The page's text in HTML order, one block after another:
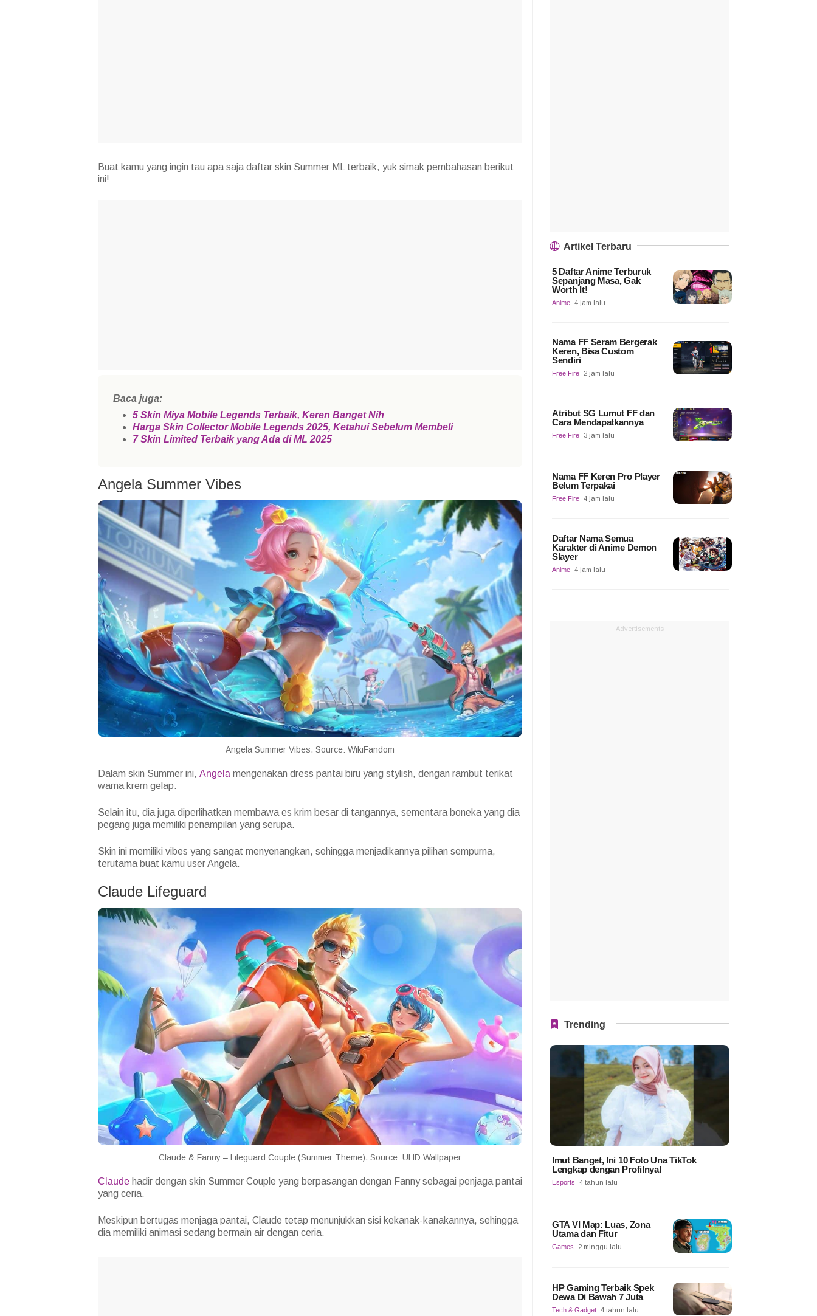
Buat kamu yang ingin tau apa saja daftar skin Summer ML terbaik, yuk simak pembahasan berikut
ini!
Baca juga:
5 Skin Miya Mobile Legends Terbaik, Keren Banget Nih
Harga Skin Collector Mobile Legends 2025, Ketahui Sebelum Membeli
7 Skin Limited Terbaik yang Ada di ML 2025
Angela Summer Vibes
Angela Summer Vibes. Source: WikiFandom
Dalam skin Summer ini, Angela mengenakan dress pantai biru yang stylish, dengan rambut terikat
warna krem gelap.
Selain itu, dia juga diperlihatkan membawa es krim besar di tangannya, sementara boneka yang dia
pegang juga memiliki penampilan yang serupa.
Skin ini memiliki vibes yang sangat menyenangkan, sehingga menjadikannya pilihan sempurna,
terutama buat kamu user Angela.
Claude Lifeguard
Claude & Fanny – Lifeguard Couple (Summer Theme). Source: UHD Wallpaper
Claude hadir dengan skin Summer Couple yang berpasangan dengan Fanny sebagai penjaga pantai
yang ceria.
Meskipun bertugas menjaga pantai, Claude tetap menunjukkan sisi kekanak-kanakannya, sehingga
dia memiliki animasi sedang bermain air dengan ceria.
Artikel Terbaru
5 Daftar Anime Terburuk
Sepanjang Masa, Gak
Worth It!
Anime 4 jam lalu
Nama FF Seram Bergerak
Keren, Bisa Custom
Sendiri
Free Fire 2 jam lalu
Atribut SG Lumut FF dan
Cara Mendapatkannya
Free Fire 3 jam lalu
Nama FF Keren Pro Player
Belum Terpakai
Free Fire 4 jam lalu
Daftar Nama Semua
Karakter di Anime Demon
Slayer
Anime 4 jam lalu
Advertisements
Trending
Imut Banget, Ini 10 Foto Una TikTok
Lengkap dengan Profilnya!
Esports 4 tahun lalu
GTA VI Map: Luas, Zona
Utama dan Fitur
Games 2 minggu lalu
HP Gaming Terbaik Spek
Dewa Di Bawah 7 Juta
Tech & Gadget 4 tahun lalu